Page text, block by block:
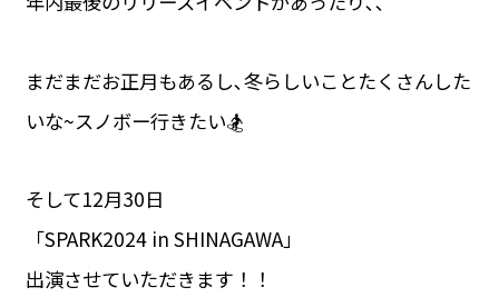
まだまだお正月もあるし､冬らしいことたくさんした
いな~スノボー行きたい🏂
そして12月30日
「SPARK2024 in SHINAGAWA」
出演させていただきます！！